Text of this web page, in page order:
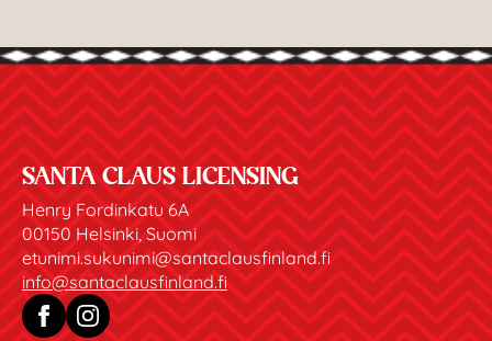
SANTA CLAUS LICENSING
Henry Fordinkatu 6A
00150 Helsinki, Suomi
etunimi.sukunimi@santaclausfinland.fi
info@santaclausfinland.fi